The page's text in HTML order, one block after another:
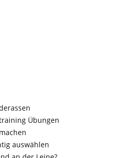
Übungen
auswählen